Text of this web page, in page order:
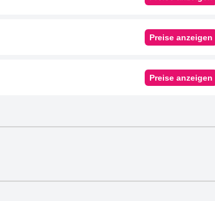
Preise anzeigen
Preise anzeigen